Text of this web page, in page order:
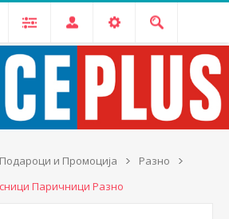
и Промоција
Разно
Паричници Разно